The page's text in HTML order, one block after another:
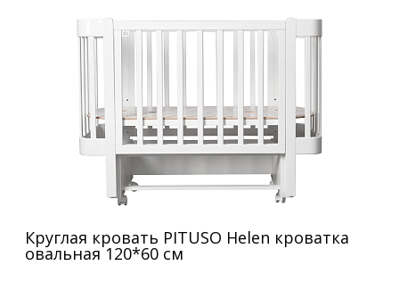
Круглая кровать PITUSO Helen кроватка
овальная 120*60 см